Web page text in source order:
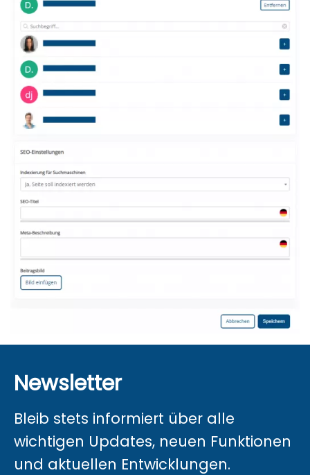
Newsletter
Bleib stets informiert über alle
wichtigen Updates, neuen Funktionen
und aktuellen Entwicklungen.